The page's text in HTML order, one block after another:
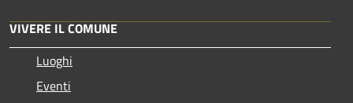
VIVERE IL COMUNE
Luoghi
Eventi